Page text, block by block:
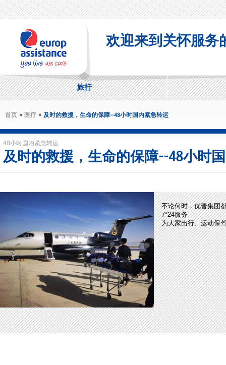
Skip to main content
欢迎来到关怀服务
旅行
首页 » 医疗 » 及时的救援，生命的保障--48小时国内紧急转运
48小时国内紧急转运
及时的救援，生命的保障--48小时
不论何时，优普集团
7*24服务
为大家出行、运动保